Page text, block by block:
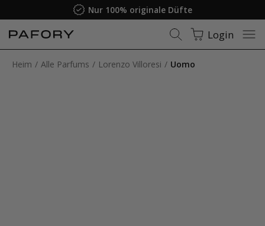
Nur 100% originale Düfte
Login
Heim Alle Parfums Lorenzo Villoresi Uomo